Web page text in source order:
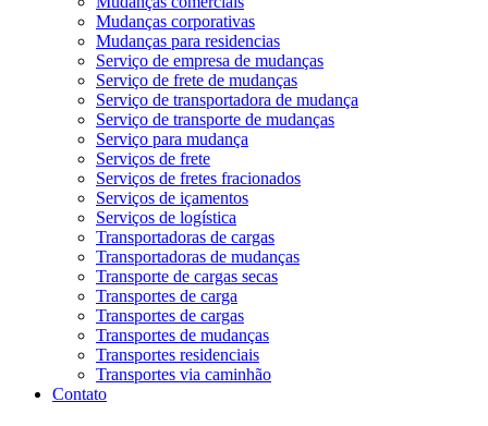
Mudanças corporativas
Mudanças para residencias
Serviço de empresa de mudanças
Serviço de frete de mudanças
Serviço de transportadora de mudança
Serviço de transporte de mudanças
Serviço para mudança
Serviços de frete
Serviços de fretes fracionados
Serviços de içamentos
Serviços de logística
Transportadoras de cargas
Transportadoras de mudanças
Transporte de cargas secas
Transportes de carga
Transportes de cargas
Transportes de mudanças
Transportes residenciais
Transportes via caminhão
Contato